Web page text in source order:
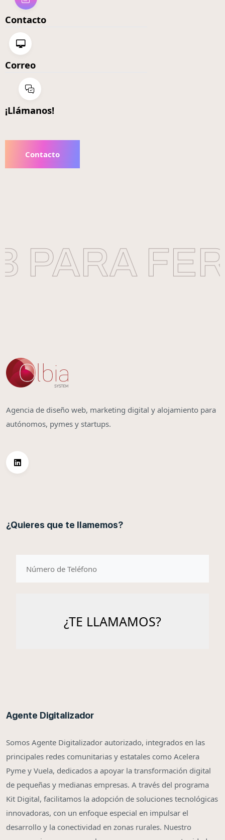
Contacto
Correo
¡Llámanos!
Contacto
Agencia de diseño web, marketing digital y alojamiento para
autónomos, pymes y startups.
¿Quieres que te llamemos?
Agente Digitalizador
Somos Agente Digitalizador autorizado, integrados en las
principales redes comunitarias y estatales como Acelera
Pyme y Vuela, dedicados a apoyar la transformación digital
de pequeñas y medianas empresas. A través del programa
Kit Digital, facilitamos la adopción de soluciones tecnológicas
innovadoras, con un enfoque especial en impulsar el
desarrollo y la conectividad en zonas rurales. Nuestro